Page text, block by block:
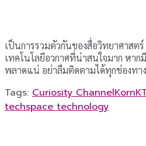
เป็นการรวมตัวกันของสื่อวิทยาศาสต
เทคโนโลยีอวกาศที่น่าสนใจมาก หาก
พลาดแน่ อย่าลืมติดตามได้ทุกช่องทา
Tags: Curiosity ChannelKornKT
techspace technology